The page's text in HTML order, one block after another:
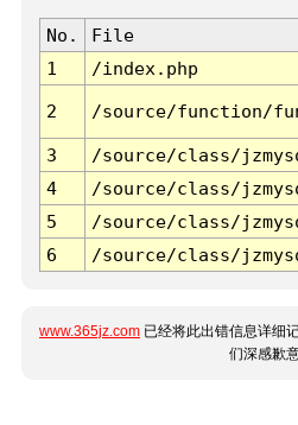
No. File
1
/index.php
2 /source/function/
3 /source/class/
4
/source/class/
5
/source/class/
6
/source/class/
www.365jz.com 已经将此出错信息详细
们深感歉